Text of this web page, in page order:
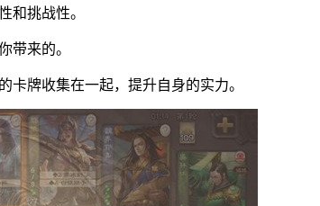
和挑战性。
带来的。
卡牌收集在一起，提升自身的实力。